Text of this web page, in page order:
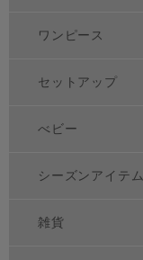
ワンピース
セットアップ
べビー
シーズンアイテム
雑貨